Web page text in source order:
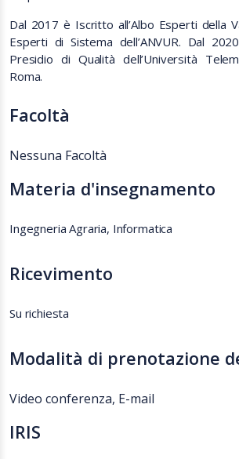
Dal 2017 è Iscritto all’Albo Esperti della
Esperti di Sistema dell’ANVUR. Dal
Presidio di Qualità dell’Università
Roma.
Facoltà
Nessuna Facoltà
Materia d'insegnamento
Ingegneria Agraria, Informatica
Ricevimento
Su richiesta
Modalità di prenotazione
Video conferenza, E-mail
IRIS